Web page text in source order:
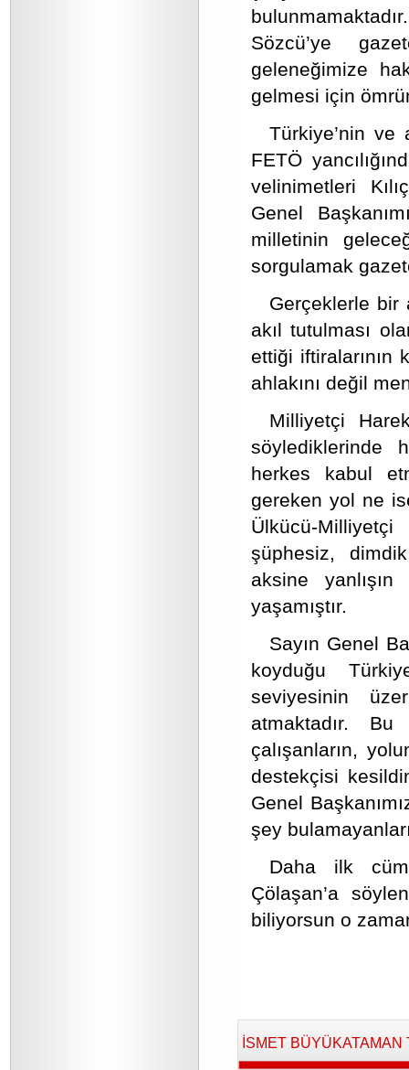
Sözcü’ye
geleneğimize
gelmesi için
Türkiye’nin ve
FETÖ
velinimetleri
Genel
milletinin
sorgulamak
Gerçeklerle bir
akıl tutulması
ettiği iftiralarının
ahlakını değil
Milliyetçi
söylediklerinde
herkes kabul
gereken yol ne
Ülkücü-
şüphesiz,
aksine yanlışın
yaşamıştır.
Sayın Genel
koyduğu
seviyesinin
atmaktadır.
çalışanların,
destekçisi
Genel
şey
Daha ilk
Çölaşan’a
biliyorsun o
İSMET BÜYÜKATAMAN